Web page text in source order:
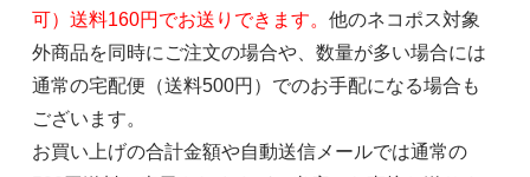
可）送料160円でお送りできます。 他のネコポス対象
外商品を同時にご注文の場合や、数量が多い場合には
通常の宅配便（送料500円）でのお手配になる場合も
ございます。
お買い上げの合計金額や自動送信メールでは通常の